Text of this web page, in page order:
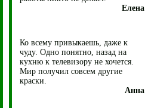
Елена
Ко всему привыкаешь, даже к
чуду. Одно понятно, назад на
кухню к телевизору не хочется.
Мир получил совсем другие
краски.
Анна